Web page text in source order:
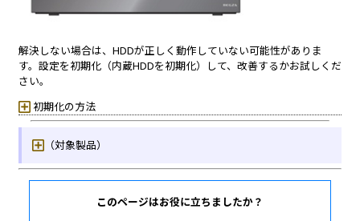
このページはお役に立ちましたか？